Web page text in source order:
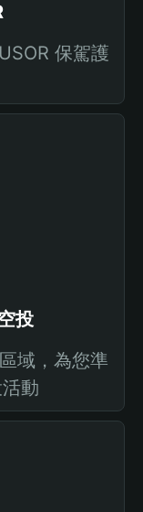
保駕護
投
域，為您準
動